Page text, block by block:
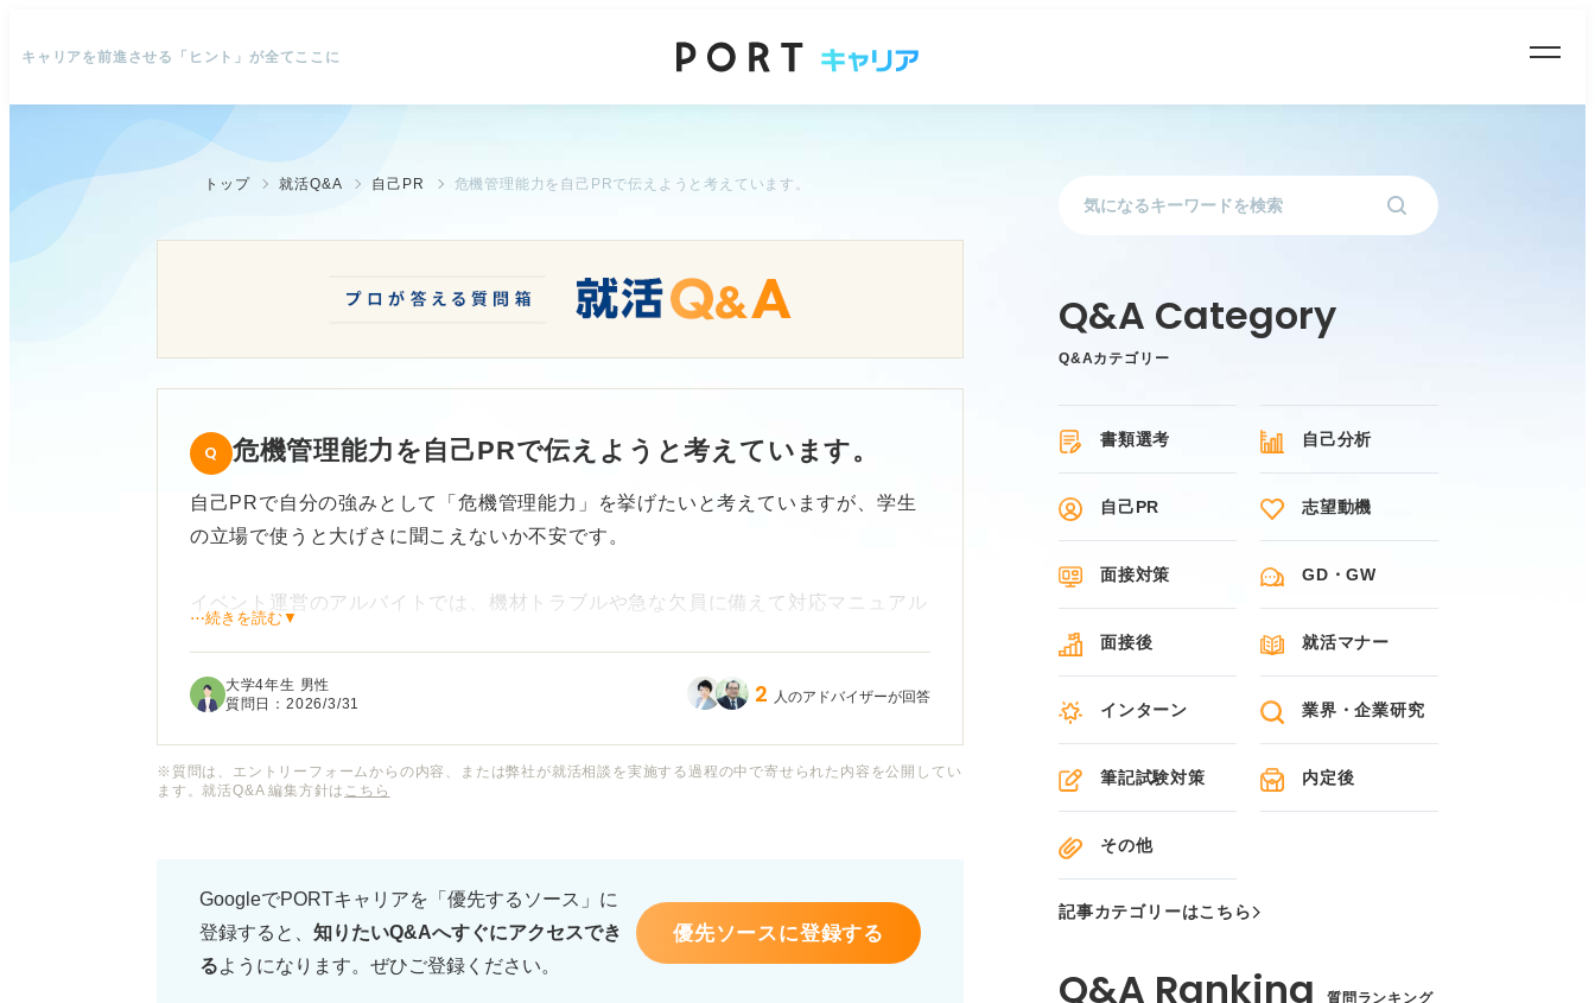
キャリアを前進させる「ヒント」が全てここに
トップ 就活Q&A 自己PR 危機管理能力を自己PRで伝えようと考えています。
危機管理能力を自己PRで伝えようと考えています。
自己PRで自分の強みとして「危機管理能力」を挙げたいと考えていますが、学生
の立場で使うと大げさに聞こえないか不安です。
イベント運営のアルバイトでは、機材トラブルや急な欠員に備えて対応マニュアル
結果として大きな混乱を防ぎ、イベントをスムーズに進めることができました。
自分としては、事前準備と冷静な判断が貢献につながったと実感しています。一方
で目立つ成果や派手な役割と比べると地味に見えがちで、この強みをどのように前
この力を単なるトラブル回避ではなく、チームやプロジェクトの信頼や安定した運
営につながる価値としてアピールするにはどのような伝え方が効果的でしょうか？
⋯続きを読む▼
大学4年生 男性
質問日：2026/3/31 2 人のアドバイザーが回答
※質問は、エントリーフォームからの内容、または弊社が就活相談を実施する過程の中で寄せられた内容を公開してい
ます。就活Q&A 編集方針は こちら
GoogleでPORTキャリアを「優先するソース」に
登録すると、 知りたいQ&Aへすぐにアクセスでき
るようになります。ぜひご登録ください。
優先ソースに登録する
Q&Aカテゴリー
書類選考 自己分析
自己PR 志望動機
面接対策 GD・GW
面接後 就活マナー
インターン 業界・企業研究
筆記試験対策 内定後
その他
記事カテゴリーはこちら
質問ランキング